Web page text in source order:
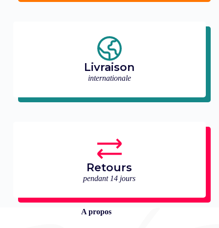
Livraison
internationale
Retours
pendant 14 jours
A propos